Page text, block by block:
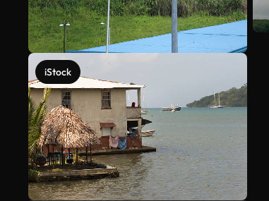
iStock